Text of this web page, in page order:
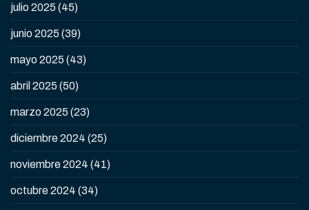
julio 2025 (45)
junio 2025 (39)
mayo 2025 (43)
abril 2025 (50)
marzo 2025 (23)
diciembre 2024 (25)
noviembre 2024 (41)
octubre 2024 (34)